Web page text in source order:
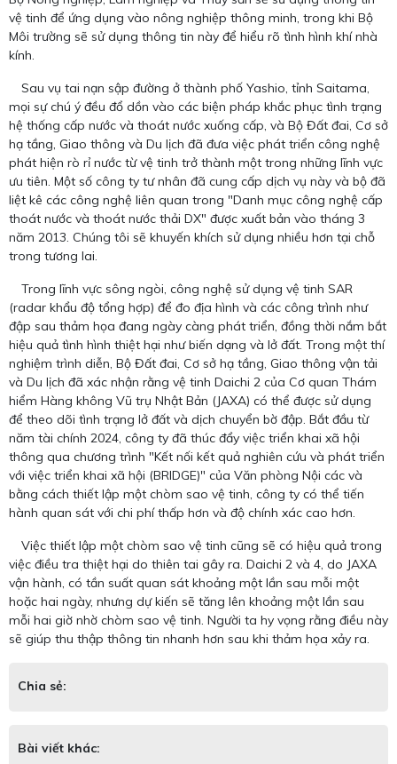
vệ tinh để ứng dụng vào nông nghiệp thông minh, trong khi Bộ
Môi trường sẽ sử dụng thông tin này để hiểu rõ tình hình khí nhà
kính.
Sau vụ tai nạn sập đường ở thành phố Yashio, tỉnh Saitama,
mọi sự chú ý đều đổ dồn vào các biện pháp khắc phục tình trạng
hệ thống cấp nước và thoát nước xuống cấp, và Bộ Đất đai, Cơ sở
hạ tầng, Giao thông và Du lịch đã đưa việc phát triển công nghệ
phát hiện rò rỉ nước từ vệ tinh trở thành một trong những lĩnh vực
ưu tiên. Một số công ty tư nhân đã cung cấp dịch vụ này và bộ đã
liệt kê các công nghệ liên quan trong "Danh mục công nghệ cấp
thoát nước và thoát nước thải DX" được xuất bản vào tháng 3
năm 2013. Chúng tôi sẽ khuyến khích sử dụng nhiều hơn tại chỗ
trong tương lai.
Trong lĩnh vực sông ngòi, công nghệ sử dụng vệ tinh SAR
(radar khẩu độ tổng hợp) để đo địa hình và các công trình như
đập sau thảm họa đang ngày càng phát triển, đồng thời nắm bắt
hiệu quả tình hình thiệt hại như biến dạng và lở đất. Trong một thí
nghiệm trình diễn, Bộ Đất đai, Cơ sở hạ tầng, Giao thông vận tải
và Du lịch đã xác nhận rằng vệ tinh Daichi 2 của Cơ quan Thám
hiểm Hàng không Vũ trụ Nhật Bản (JAXA) có thể được sử dụng
để theo dõi tình trạng lở đất và dịch chuyển bờ đập. Bắt đầu từ
năm tài chính 2024, công ty đã thúc đẩy việc triển khai xã hội
thông qua chương trình "Kết nối kết quả nghiên cứu và phát triển
với việc triển khai xã hội (BRIDGE)" của Văn phòng Nội các và
bằng cách thiết lập một chòm sao vệ tinh, công ty có thể tiến
hành quan sát với chi phí thấp hơn và độ chính xác cao hơn.
Việc thiết lập một chòm sao vệ tinh cũng sẽ có hiệu quả trong
việc điều tra thiệt hại do thiên tai gây ra. Daichi 2 và 4, do JAXA
vận hành, có tần suất quan sát khoảng một lần sau mỗi một
hoặc hai ngày, nhưng dự kiến ​​sẽ tăng lên khoảng một lần sau
mỗi hai giờ nhờ chòm sao vệ tinh. Người ta hy vọng rằng điều này
sẽ giúp thu thập thông tin nhanh hơn sau khi thảm họa xảy ra.
Chia sẻ:
Bài viết khác: